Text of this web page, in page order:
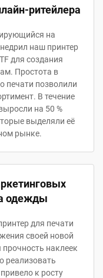
ритейлера
на
наш принтер
для создания
Простота в
печати позволили
В течение
на 50 %
выделяли её
рынке.
одежды
для печати
своей новой
наклеек
реализовать
к росту